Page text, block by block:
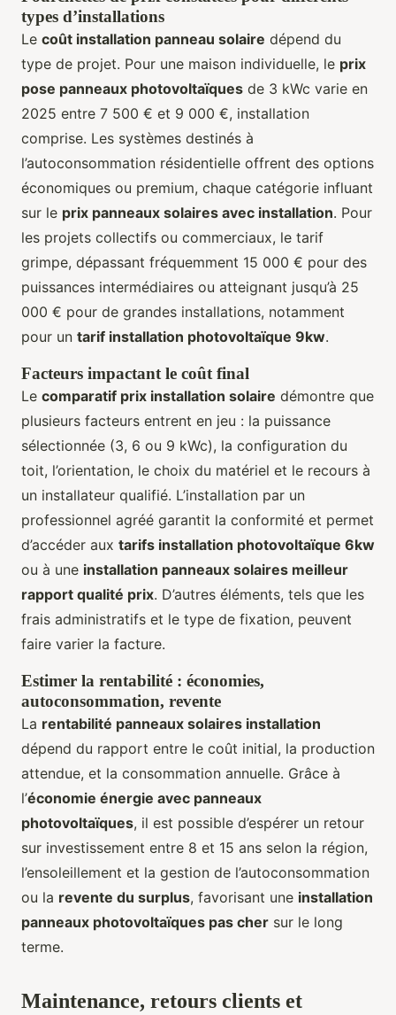
types d’installations
Le coût installation panneau solaire dépend du
type de projet. Pour une maison individuelle, le prix
pose panneaux photovoltaïques de 3 kWc varie en
2025 entre 7 500 € et 9 000 €, installation
comprise. Les systèmes destinés à
l’autoconsommation résidentielle offrent des options
économiques ou premium, chaque catégorie influant
sur le prix panneaux solaires avec installation. Pour
les projets collectifs ou commerciaux, le tarif
grimpe, dépassant fréquemment 15 000 € pour des
puissances intermédiaires ou atteignant jusqu’à 25
000 € pour de grandes installations, notamment
pour un tarif installation photovoltaïque 9kw.
Facteurs impactant le coût final
Le comparatif prix installation solaire démontre que
plusieurs facteurs entrent en jeu : la puissance
sélectionnée (3, 6 ou 9 kWc), la configuration du
toit, l’orientation, le choix du matériel et le recours à
un installateur qualifié. L’installation par un
professionnel agréé garantit la conformité et permet
d’accéder aux tarifs installation photovoltaïque 6kw
ou à une installation panneaux solaires meilleur
rapport qualité prix. D’autres éléments, tels que les
frais administratifs et le type de fixation, peuvent
faire varier la facture.
Estimer la rentabilité : économies,
autoconsommation, revente
La rentabilité panneaux solaires installation
dépend du rapport entre le coût initial, la production
attendue, et la consommation annuelle. Grâce à
l’économie énergie avec panneaux
photovoltaïques, il est possible d’espérer un retour
sur investissement entre 8 et 15 ans selon la région,
l’ensoleillement et la gestion de l’autoconsommation
ou la revente du surplus, favorisant une installation
panneaux photovoltaïques pas cher sur le long
terme.
Maintenance, retours clients et